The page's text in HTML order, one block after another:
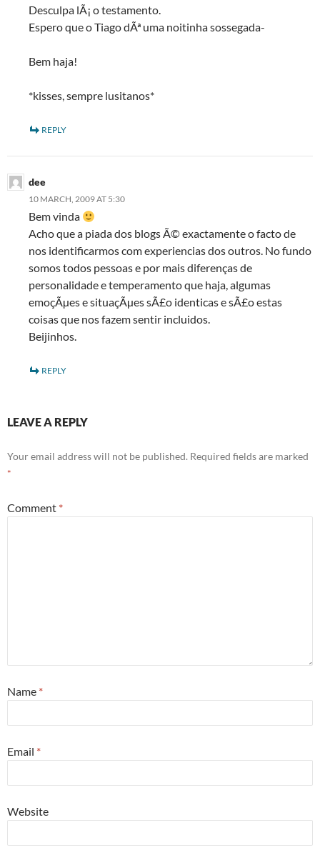
Desculpa lÃ¡ o testamento.
Espero que o Tiago dÃª uma noitinha sossegada-
Bem haja!
*kisses, sempre lusitanos*
REPLY
dee
10 MARCH, 2009 AT 5:30
Bem vinda
Acho que a piada dos blogs Ã© exactamente o facto de
nos identificarmos com experiencias dos outros. No fundo
somos todos pessoas e por mais diferenças de
personalidade e temperamento que haja, algumas
emoçÃµes e situaçÃµes sÃ£o identicas e sÃ£o estas
coisas que nos fazem sentir incluidos.
Beijinhos.
REPLY
LEAVE A REPLY
Your email address will not be published. Required fields are marked
*
Comment *
Name *
Email *
Website